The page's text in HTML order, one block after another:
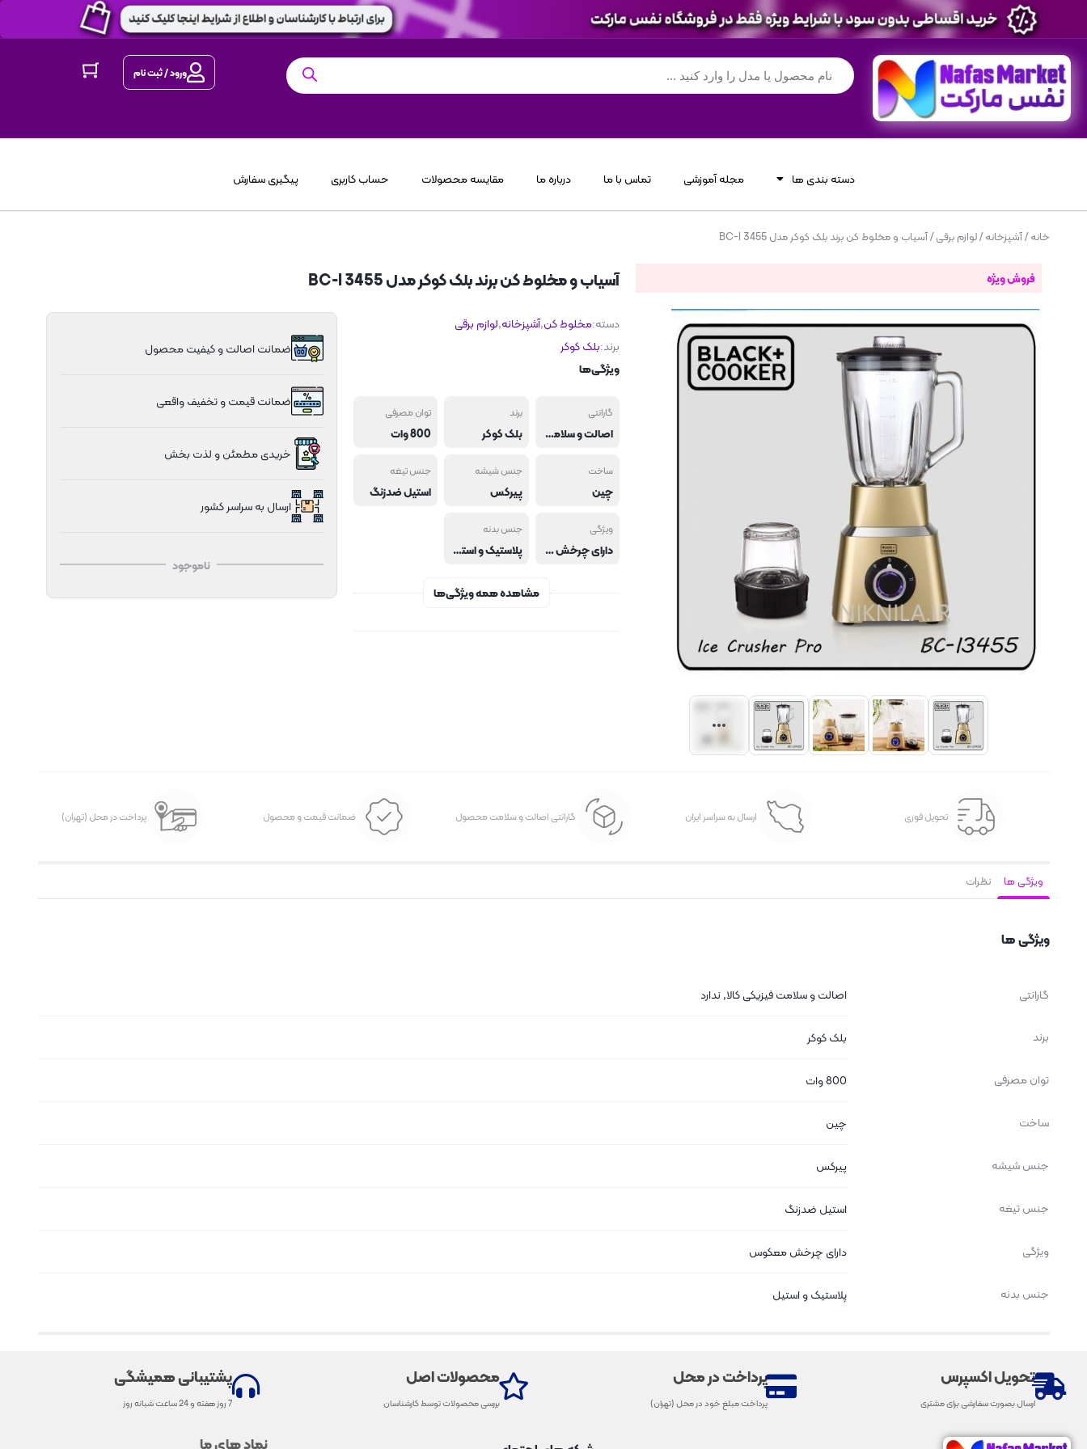
ورود / ثبت نام
دسته بندی ها مجله آموزشی تماس با ما درباره ما مقایسه محصولات حساب کاربری پیگیری سفارش
خانه/آشپزخانه/لوازم برقی/ آسیاب و مخلوط کن برند بلک کوکر مدل BC-I 3455
فروش ویژه آسیاب و مخلوط کن برند بلک کوکر مدل BC-I 3455
دسته:مخلوط کن,آشپزخانه,لوازم برقی
برند:بلک کوکر
ویژگی‌ها
گارانتی
اصالت و سلامت فیزیکی کالا, ندارد
برند
بلک کوکر
توان مصرفی
800 وات
ساخت
چین
جنس شیشه
پیرکس
جنس تیغه
استیل ضدزنگ
ویژگی
دارای چرخش معکوس
جنس بدنه
پلاستیک و استیل
مشاهده همه ویژگی‌ها
ضمانت اصالت و کیفیت محصول
ضمانت قیمت و تخفیف واقعی
خریدی مطمئن و لذت بخش
ارسال به سراسر کشور
ناموجود
تحویل فوری ارسال به سراسر ایران گارانتی اصالت و سلامت محصول ضمانت قیمت و محصول پرداخت در محل (تهران)
ویژگی ها نظرات
ویژگی ها
گارانتی اصالت و سلامت فیزیکی کالا, ندارد
برند بلک کوکر
توان مصرفی 800 وات
ساخت چین
جنس شیشه پیرکس
جنس تیغه استیل ضدزنگ
ویژگی دارای چرخش معکوس
جنس بدنه پلاستیک و استیل
تحویل اکسپرس
ارسال بصورت سفارشی برای مشتری
پرداخت در محل
پرداخت مبلغ خود در محل (تهران)
محصولات اصل
بررسی محصولات توسط کارشناسان
پشتیبانی همیشگی
7 روز هفته و 24 ساعت شبانه روز
نماد های ما